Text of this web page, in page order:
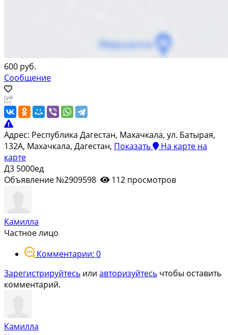
600 руб.
Сообщение
Адрес: Республика Дагестан, Махачкала, ул. Батырая,
132А, Махачкала, Дагестан, Показать На карте на
карте
Д3 5000ед
Объявление №2909598
112 просмотров
Камилла
Частное лицо
Комментарии: 0
Зарегистрируйтесь или авторизуйтесь чтобы оставить
комментарий.
Камилла